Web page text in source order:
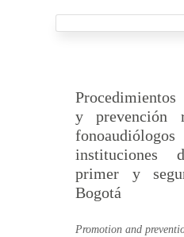
y prevención
instituciones
primer y
Bogotá
Promotion and